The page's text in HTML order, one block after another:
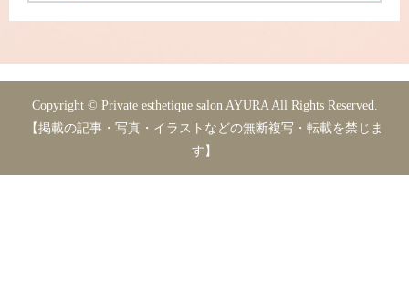
Copyright © Private esthetique salon AYURA All Rights Reserved.
【掲載の記事・写真・イラストなどの無断複写・転載を禁じま
す】